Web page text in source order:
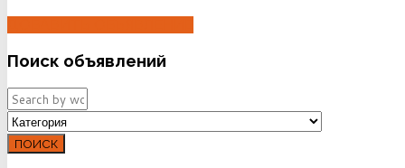
Поиск объявлений
ПОИСК